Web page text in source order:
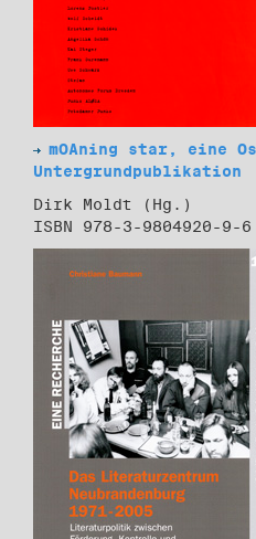
mOAning star, eine
Untergrundpublikation
Dirk Moldt (Hg.)
ISBN 978-3-9804920-9-6